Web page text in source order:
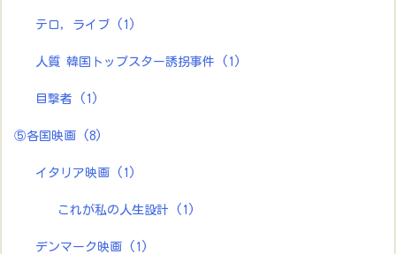
テロ，ライブ (1)
人質 韓国トップスター誘拐事件 (1)
目撃者 (1)
⑤各国映画 (8)
イタリア映画 (1)
これが私の人生設計 (1)
デンマーク映画 (1)